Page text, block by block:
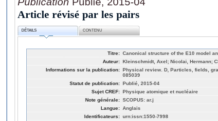
Article révisé par les pairs
DÉTAILS CONTENU
Titre: Canonical structure of the E10 model
Auteur: Kleinschmidt, Axel; Nicolai, Hermann;
Informations sur la publication: Physical review. D, Particles, fields,
085039
Statut de publication: Publié, 2015-04
Sujet CREF: Physique atomique et nucléaire
Note générale: SCOPUS: ar.j
Langue: Anglais
Identificateurs: urn:issn:1550-7998